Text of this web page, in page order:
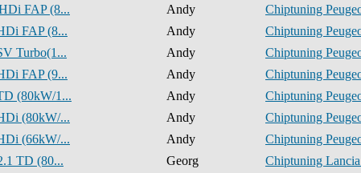
FAP (8...
Andy
Chiptuning
FAP (8...
Andy
Chiptuning
Turbo(1...
Andy
Chiptuning
FAP (9...
Andy
Chiptuning
(80kW/1...
Andy
Chiptuning
(80kW/...
Andy
Chiptuning
(66kW/...
Andy
Chiptuning
TD (80...
Georg
Chiptuning